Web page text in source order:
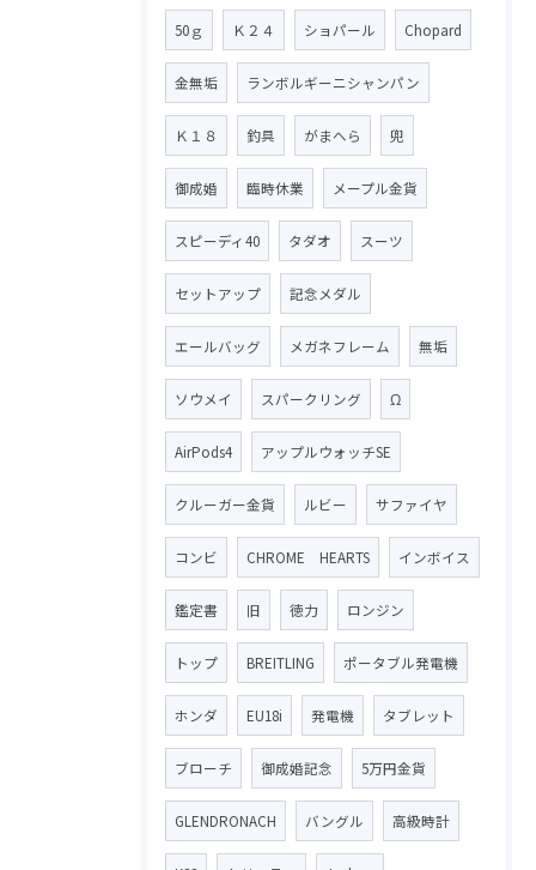
50ｇ Ｋ２４ ショパール Chopard
金無垢 ランボルギーニシャンパン
Ｋ１８ 釣具 がまへら 兜
御成婚 臨時休業 メープル金貨
スピーディ40 タダオ スーツ
セットアップ 記念メダル
エールバッグ メガネフレーム 無垢
ソウメイ スパークリング Ω
AirPods4 アップルウォッチSE
クルーガー金貨 ルビー サファイヤ
コンビ CHROME HEARTS インボイス
鑑定書 旧 徳力 ロンジン
トップ BREITLING ポータブル発電機
ホンダ EU18i 発電機 タブレット
ブローチ 御成婚記念 5万円金貨
GLENDRONACH バングル 高級時計